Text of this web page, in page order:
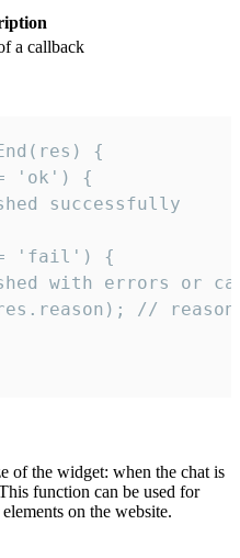
a callback
{
'ok') {
successfully
'fail') {
with errors or
//
of the widget: when the chat is
function can be used for
on the website.